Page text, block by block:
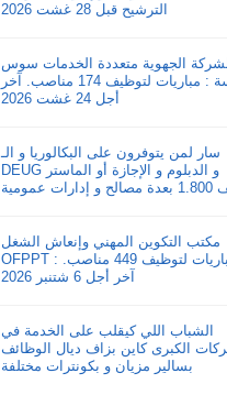
الترشيح قبل 28 غشت 2026
الجهوية متعددة الخدمات سوس
ماسة : مباريات لتوظيف 174 مناصب. آخر
أجل 24 غشت 2026
سار لمن يتوفرون على البكالوريا و الـ
DEUG و الدبلوم و الإجازة أو الماستر
عمومية
مكتب التكوين المهني وإنعاش الشغل
OFPPT : مباريات لتوظيف 449 مناصب.
آخر أجل 6 شتنبر 2026
الشباب اللي كيقلب على الخدمة في
الكبرى كاين بزاف ديال الوظائف
بسالير مزيان و بكونترات مختلفة